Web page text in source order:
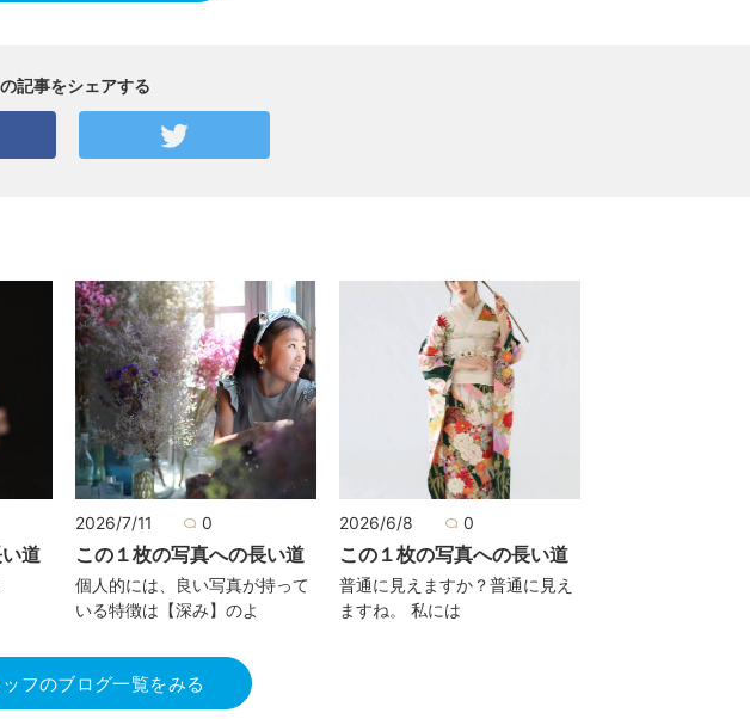
記事をシェアする
道
2026/7/11 0
この１枚の写真への長い道
個人的には、良い写真が持って
いる特徴は【深み】のよ
2026/6/8 0
この１枚の写真への長い道
普通に見えますか？普通に見え
ますね。 私には
フのブログ一覧をみる